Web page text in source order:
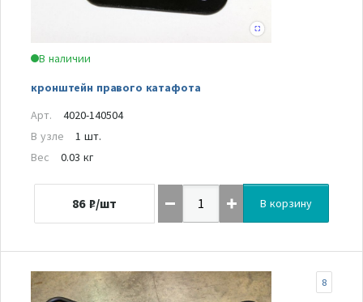
В наличии
кронштейн правого катафота
Арт.
4020-140504
В узле
1 шт.
Вес
0.03 кг
86 ₽/шт В корзину
8